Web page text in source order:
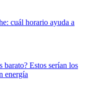
cuál horario ayuda a
barato? Estos serían los
energía